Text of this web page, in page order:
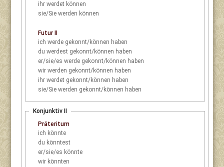
ihr werdet können
sie/Sie werden können
Futur II
ich
werde gekonnt/können haben
du
werdest gekonnt/können haben
er/sie/es
werde gekonnt/können haben
wir
werden gekonnt/können haben
ihr
werdet gekonnt/können haben
sie/Sie
werden gekonnt/können haben
Konjunktiv II
Präteritum
ich könnte
du könntest
er/sie/es könnte
wir könnten